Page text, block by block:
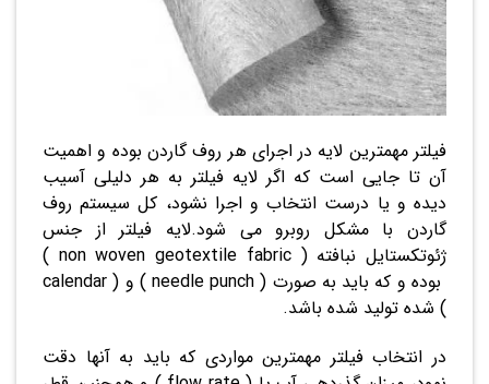
فیلتر مهمترین لایه در اجرای هر روف گاردن بوده و اهمیت
آن تا جایی است که اگر لایه فیلتر به هر دلیلی آسیب
دیده و یا درست انتخاب و اجرا نشود، کل سیستم روف
گاردن با مشکل روبرو می شود.لایه فیلتر از جنس
ژئوتکستایل نبافته ( non woven geotextile fabric )
بوده و که باید به صورت ( needle punch ) و ( calendar
) شده تولید شده باشد.
در انتخاب فیلتر مهمترین مواردی که باید به آنها دقت